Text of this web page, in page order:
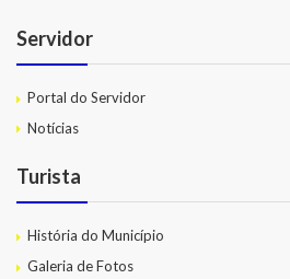
Servidor
Portal do Servidor
Notícias
Turista
História do Município
Galeria de Fotos